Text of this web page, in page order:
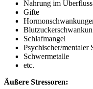
Nahrung im Überfluss
Gifte
Schlafmangel
Psychischer/mentaler
Schwermetalle
etc.
Äußere Stressoren: